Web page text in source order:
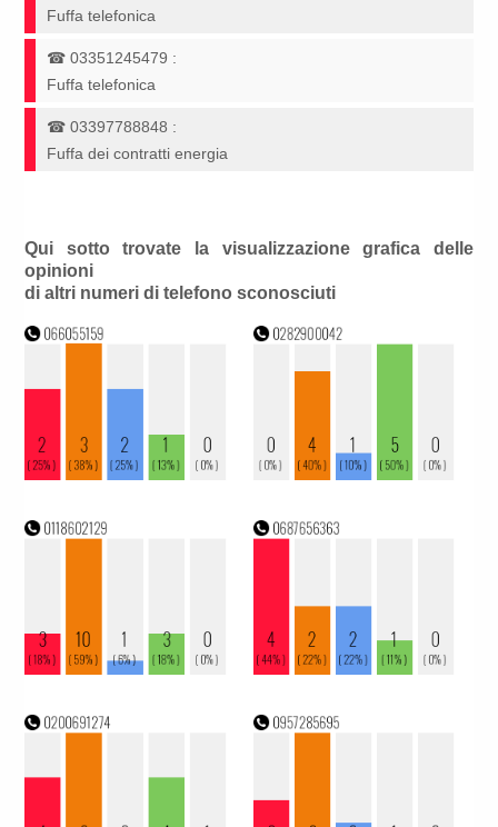
Fuffa telefonica
☎03351245479 :
Fuffa telefonica
☎03397788848 :
Fuffa dei contratti energia
Qui sotto trovate la visualizzazione grafica delle
opinioni
di altri numeri di telefono sconosciuti